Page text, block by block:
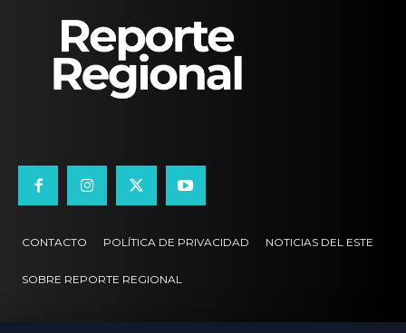
CONTACTO POLÍTICA DE PRIVACIDAD NOTICIAS DEL ESTE
SOBRE REPORTE REGIONAL